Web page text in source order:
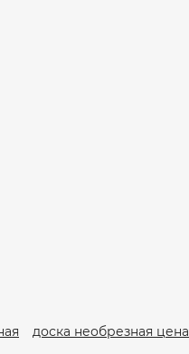
доска необрезная цена